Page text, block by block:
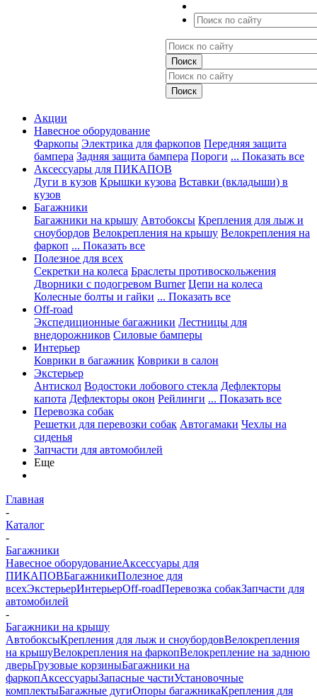
Акции
Навесное оборудование
Фаркопы Электрика для фаркопов Передняя защита
бампера Задняя защита бампера Пороги ... Показать все
Аксессуары для ПИКАПОВ
Дуги в кузов Крышки кузова Вставки (вкладыши) в
кузов
Багажники
Багажники на крышу Автобоксы Крепления для лыж и
сноубордов Велокрепления на крышу Велокрепления на
фаркоп ... Показать все
Полезное для всех
Секретки на колеса Браслеты противоскольжения
Дворники с подогревом Burner Цепи на колеса
Колесные болты и гайки ... Показать все
Off-road
Экспедиционные багажники Лестницы для
внедорожников Силовые бамперы
Интерьер
Коврики в багажник Коврики в салон
Экстерьер
Антискол Водостоки лобового стекла Дефлекторы
капота Дефлекторы окон Рейлинги ... Показать все
Перевозка собак
Решетки для перевозки собак Автогамаки Чехлы на
сиденья
Запчасти для автомобилей
Еще
Главная
-
Каталог
-
Багажники
Навесное оборудованиеАксессуары для
ПИКАПОВБагажникиПолезное для
всехЭкстерьерИнтерьерOff-roadПеревозка собакЗапчасти для
автомобилей
-
Багажники на крышу
АвтобоксыКрепления для лыж и сноубордовВелокрепления
на крышуВелокрепления на фаркопВелокрепление на заднюю
дверьГрузовые корзиныБагажники на
фаркопАксессуарыЗапасные частиУстановочные
комплектыБагажные дугиОпоры багажникаКрепления для